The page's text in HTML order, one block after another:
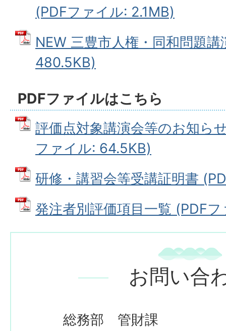
(PDFファイル: 2.1MB)
NEW 三豊市人権・同和問題
480.5KB)
PDFファイルはこちら
評価点対象講演会等のお知ら
ファイル: 64.5KB)
研修・講習会等受講証明書
発注者別評価項目一覧 (PDF
お問い合
総務部 管財課